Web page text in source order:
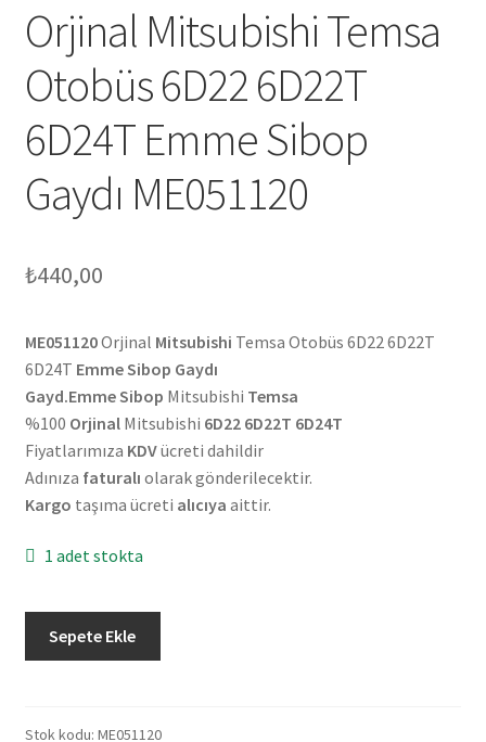
Orjinal Mitsubishi Temsa
Otobüs 6D22 6D22T
6D24T Emme Sibop
Gaydı ME051120
₺440,00
ME051120Orjinal Mitsubishi Temsa Otobüs 6D22 6D22T
6D24T Emme Sibop Gaydı
Gayd.Emme Sibop Mitsubishi Temsa
%100 OrjinalMitsubishi 6D22 6D22T 6D24T
Fiyatlarımıza KDVücreti dahildir
Adınıza faturalı olarak gönderilecektir.
Kargo taşıma ücreti alıcıya aittir.
1 adet stokta
Mitsubishi
6D22
Sepete Ekle
Stok kodu: ME051120